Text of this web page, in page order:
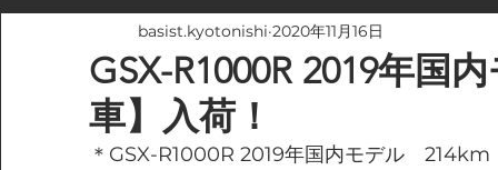
GSX-R1000R 2019年国
車】入荷！
basist.kyotonishi 2020年11月16日
＊GSX-R1000R 2019年国内モデル　214km